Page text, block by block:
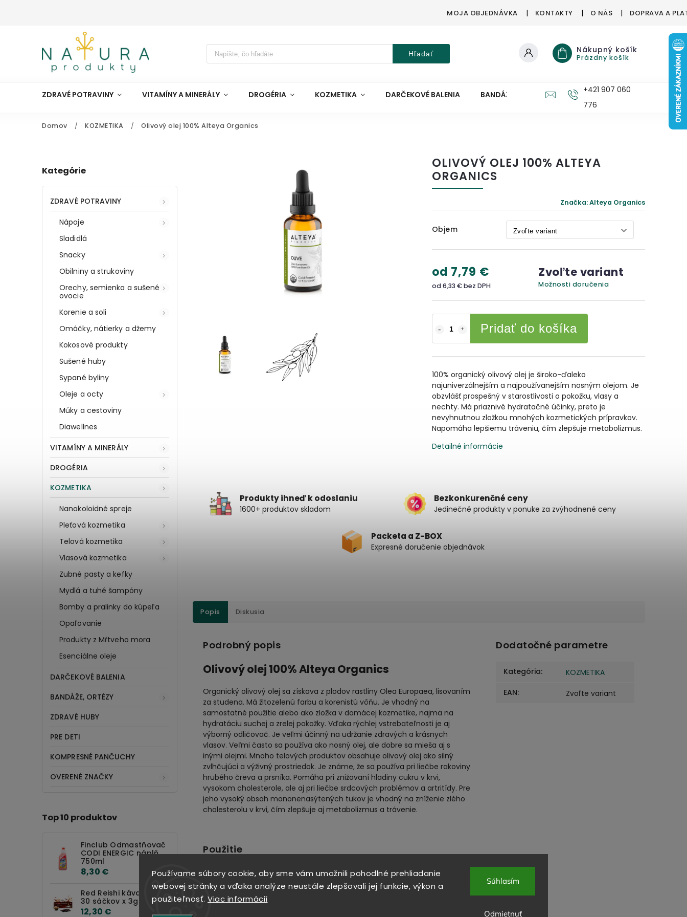
Používame súbory cookie, aby sme vám umožnili pohodlné prehliadanie
webovej stránky a vďaka analýze neustále zlepšovali jej funkcie, výkon a
použiteľnosť. Viac informácií
Odmietnuť
Súhlasím
MOJA OBJEDNÁVKA KONTAKTY O NÁS DOPRAVA A
Hľadať Nákupný košík
Prázdny košík
ZDRAVÉ POTRAVINY VITAMÍNY A MINERÁLY DROGÉRIA KOZMETIKA DARČEKOVÉ BALENIA BANDÁŽE, ORTÉZY ZDRAVÉ HUBY
+421 907 060
776
Domov / KOZMETIKA / Olivový olej 100% Alteya Organics
Kategórie
ZDRAVÉ POTRAVINY
Nápoje
Sladidlá
Snacky
Obilniny a strukoviny
Orechy, semienka a sušené
ovocie
Korenie a soli
Omáčky, nátierky a džemy
Kokosové produkty
Sušené huby
Sypané byliny
Oleje a octy
Múky a cestoviny
Diawellnes
VITAMÍNY A MINERÁLY
DROGÉRIA
KOZMETIKA
Nanokoloidné spreje
Pleťová kozmetika
Telová kozmetika
Vlasová kozmetika
Zubné pasty a kefky
Mydlá a tuhé šampóny
Bomby a pralinky do kúpeľa
Opaľovanie
Produkty z Mŕtveho mora
Esenciálne oleje
DARČEKOVÉ BALENIA
BANDÁŽE, ORTÉZY
ZDRAVÉ HUBY
PRE DETI
KOMPRESNÉ PANČUCHY
OVERENÉ ZNAČKY
Top 10 produktov
Finclub Odmastňovač
CODI ENERGIC náplň
750ml
8,30 €
Red Reishi káva 90g
30 sáčkov x 3g
12,30 €
OLIVOVÝ OLEJ 100% ALTEYA
ORGANICS
Značka:Alteya Organics
Objem
od 7,79 €
od6,33 €bez DPH
Zvoľte variant
Možnosti doručenia
Pridať do košíka
100% organický olivový olej je široko-ďaleko
najuniverzálnejším a najpoužívanejším nosným olejom. Je
obzvlášť prospešný v starostlivosti o pokožku, vlasy a
nechty. Má priaznivé hydratačné účinky, preto je
nevyhnutnou zložkou mnohých kozmetických prípravkov.
Napomáha lepšiemu tráveniu, čím zlepšuje metabolizmus.
Detailné informácie
Produkty ihneď k odoslaniu
1600+ produktov skladom
Bezkonkurenčné ceny
Jedinečné produkty v ponuke za zvýhodnené ceny
Packeta a Z-BOX
Expresné doručenie objednávok
Popis Diskusia
Podrobný popis
Olivový olej 100% Alteya Organics
Organický olivový olej sa získava z plodov rastliny Olea Europaea, lisovaním
za studena. Má žltozelenú farbu a korenistú vôňu. Je vhodný na
samostatné použitie alebo ako zložka v domácej kozmetike, najmä na
hydratáciu suchej a zrelej pokožky. Vďaka rýchlej vstrebateľnosti je aj
výborný odličovač. Je veľmi účinný na udržanie zdravých a krásnych
vlasov. Veľmi často sa používa ako nosný olej, ale dobre sa mieša aj s
inými olejmi. Mnoho telových produktov obsahuje olivový olej ako silný
zvlhčujúci a výživný prostriedok. Je známe, že sa používa pri liečbe rakoviny
hrubého čreva a prsníka. Pomáha pri znižovaní hladiny cukru v krvi,
vysokom cholesterole, ale aj pri liečbe srdcových problémov a artritídy. Pre
jeho vysoký obsah mononenasýtených tukov je vhodný na zníženie zlého
cholesterolu v krvi, čím zlepšuje aj metabolizmus a trávenie.
Použitie
v prípravkoch na starostlivosť o pleť alebo samostatne, vrátane
prípravkov na starostlivosť o tvár, výroby mydla, masážnych olejov a
iných produktov starostlivosti o telo a kozmetických produktov,
aplikujte niekoľko kvapiek denne alebo podľa potreby na celú tvár –
Dodatočné parametre
Kategória:
KOZMETIKA
EAN: Zvoľte variant